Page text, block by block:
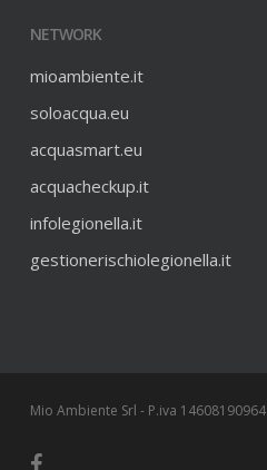
NETWORK
mioambiente.it
soloacqua.eu
acquasmart.eu
acquacheckup.it
infolegionella.it
gestionerischiolegionella.it
Mio Ambiente Srl - P.iva 14608190964
facebook